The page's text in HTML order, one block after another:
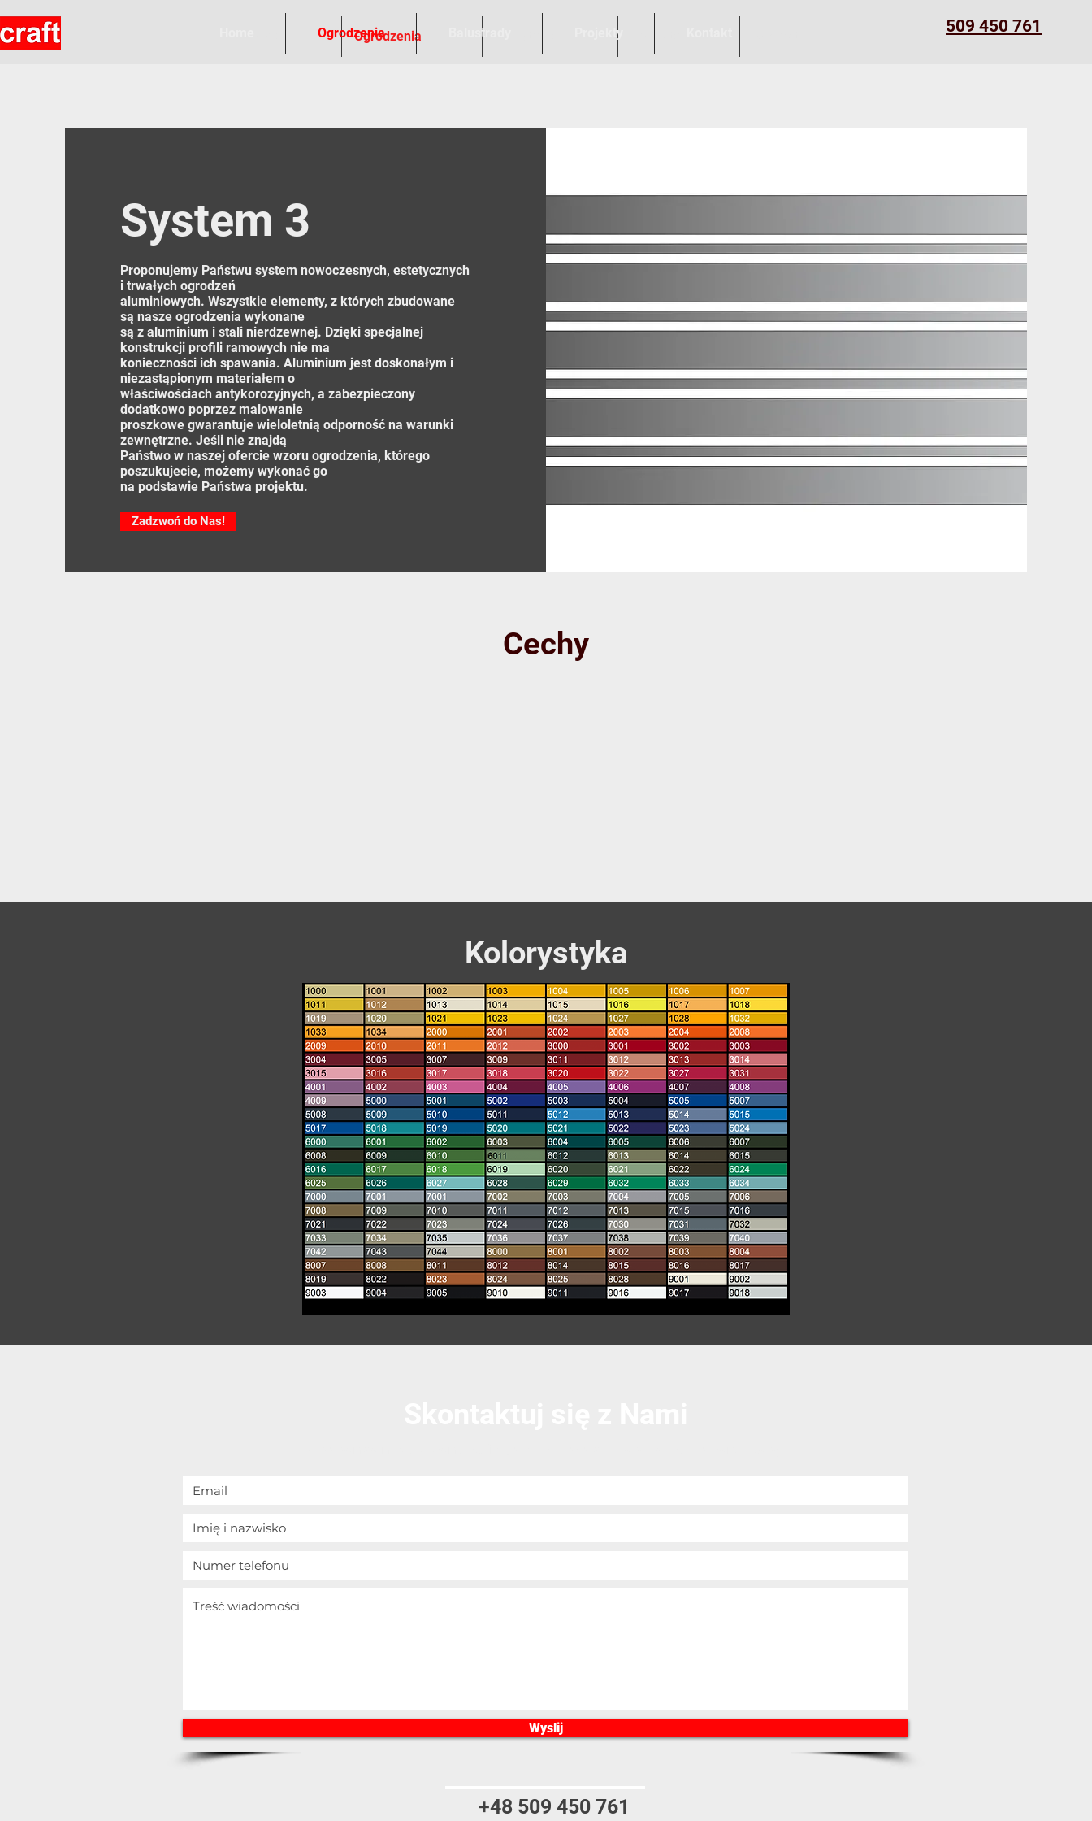
509 450 761
Ogrodzenia Balustrady Projekty
System 3
Proponujemy Państwu system nowoczesnych, estetycznych
i trwałych ogrodzeń
aluminiowych. Wszystkie elementy, z których zbudowane
są nasze ogrodzenia wykonane
są z aluminium i stali nierdzewnej. Dzięki specjalnej
konstrukcji profili ramowych nie ma
konieczności ich spawania. Aluminium jest doskonałym i
niezastąpionym materiałem o
właściwościach antykorozyjnych, a zabezpieczony
dodatkowo poprzez malowanie
proszkowe gwarantuje wieloletnią odporność na warunki
zewnętrzne. Jeśli nie znajdą
Państwo w naszej ofercie wzoru ogrodzenia, którego
poszukujecie, możemy wykonać go
na podstawie Państwa projektu.
Zadzwoń do Nas!
Cechy
Kolorystyka
Ogrodzenia
Wyslij
+48 509 450 761